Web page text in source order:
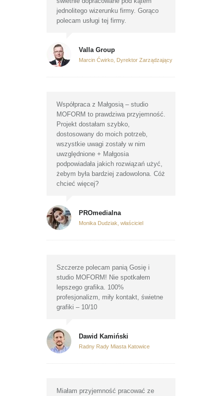
jednolitego wizerunku firmy. Gorąco
polecam usługi tej firmy.
Valla Group
Marcin Ćwirko, Dyrektor Zarządzający
Współpraca z Małgosią – studio
MOFORM to prawdziwa przyjemność.
Projekt dostałam szybko,
dostosowany do moich potrzeb,
wszystkie uwagi zostały w nim
uwzględnione + Małgosia
podpowiadała jakich rozwiązań użyć,
żebym była bardziej zadowolona. Cóż
chcieć więcej?
PROmedialna
Monika Dudziak, właściciel
Szczerze polecam panią Gosię i
studio MOFORM! Nie spotkałem
lepszego grafika. 100%
profesjonalizm, miły kontakt, świetne
grafiki – 10/10
Dawid Kamiński
Radny Rady Miasta Katowice
Miałam przyjemność pracować ze